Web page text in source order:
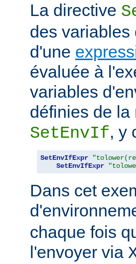
La directive
des variables
d'une
évaluée à
variables
définies de la
SetEnvIf, y
SetEnvIfExpr
SetEnvIfExpr
Dans cet
chaque fois
l'envoyer via